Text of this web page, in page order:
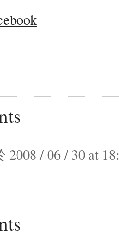
2008 / 06 / 30 at